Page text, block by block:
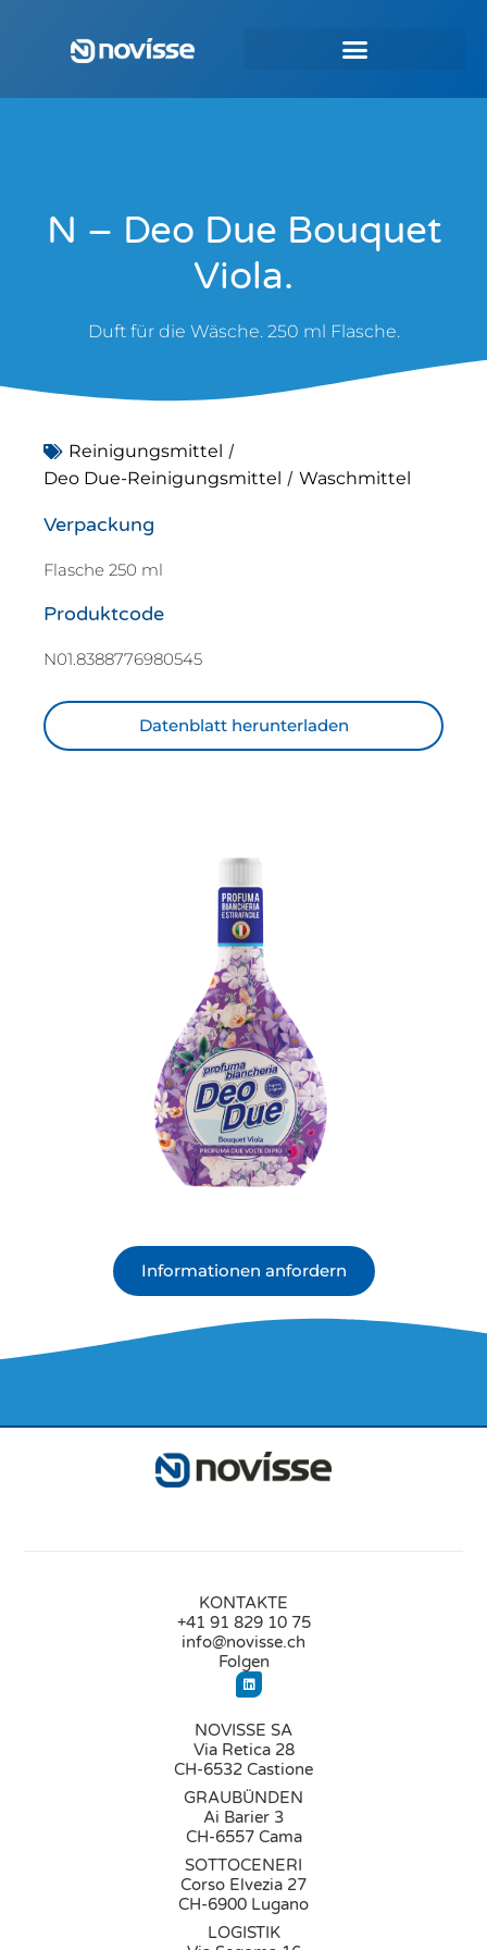
N – Deo Due Bouquet
Viola.
Duft für die Wäsche. 250 ml Flasche.
Reinigungsmittel /
Deo Due-Reinigungsmittel / Waschmittel
Verpackung
Flasche 250 ml
Produktcode
N01.8388776980545
Datenblatt herunterladen
Informationen anfordern
KONTAKTE
+41 91 829 10 75
info@novisse.ch
Folgen
NOVISSE SA
Via Retica 28
CH-6532 Castione
GRAUBÜNDEN
Ai Barier 3
CH-6557 Cama
SOTTOCENERI
Corso Elvezia 27
CH-6900 Lugano
LOGISTIK